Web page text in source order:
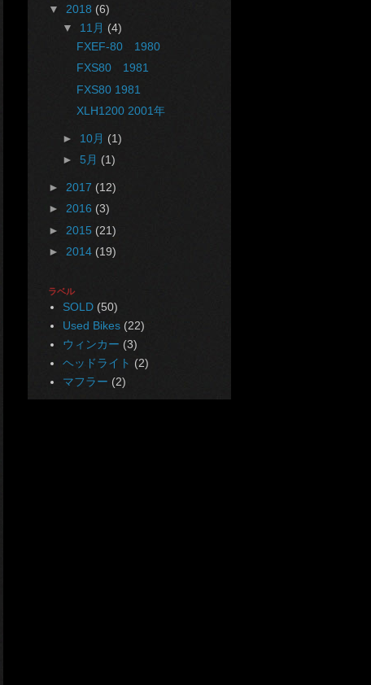
▼ 2018 (6)
▼ 11月 (4)
FXEF-80 1980
FXS80 1981
FXS80 1981
XLH1200 2001年
► 10月 (1)
► 5月 (1)
► 2017 (12)
► 2016 (3)
► 2015 (21)
► 2014 (19)
ラベル
SOLD (50)
Used Bikes (22)
ウィンカー (3)
ヘッドライト (2)
マフラー (2)